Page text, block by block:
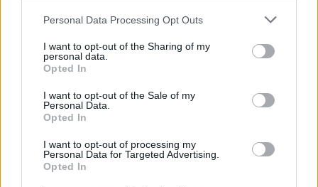
Personal Data Processing Opt Outs
I want to opt-out of the Sharing of my
personal data.
Opted In
I want to opt-out of the Sale of my
Personal Data.
Opted In
I want to opt-out of processing my
Personal Data for Targeted Advertising.
Opted In